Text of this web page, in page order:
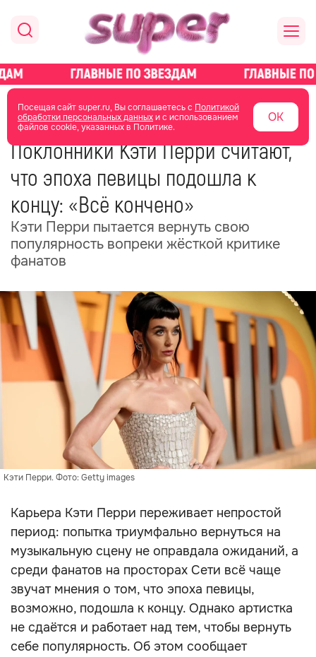
Посещая сайт super.ru, Вы соглашаетесь с Политикой
обработки персональных данныхи с использованием
файлов cookie, указанных в Политике.
ОК
главная новости о звездах новости
02 июля 06:35
Поклонники Кэти Перри считают,
что эпоха певицы подошла к
концу: «Всё кончено»
Кэти Перри пытается вернуть свою
популярность вопреки жёсткой критике
фанатов
Кэти Перри. Фото: Getty images
Карьера Кэти Перри переживает непростой
период: попытка триумфально вернуться на
музыкальную сцену не оправдала ожиданий, а
среди фанатов на просторах Сети всё чаще
звучат мнения о том, что эпоха певицы,
возможно, подошла к концу. Однако артистка
не сдаётся и работает над тем, чтобы вернуть
себе популярность. Об этом сообщает